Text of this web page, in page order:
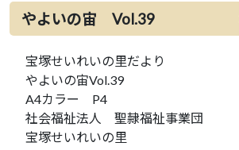
やよいの宙 Vol.39
宝塚せいれいの里だより
やよいの宙Vol.39
A4カラー P4
社会福祉法人 聖隷福祉事業団
宝塚せいれいの里